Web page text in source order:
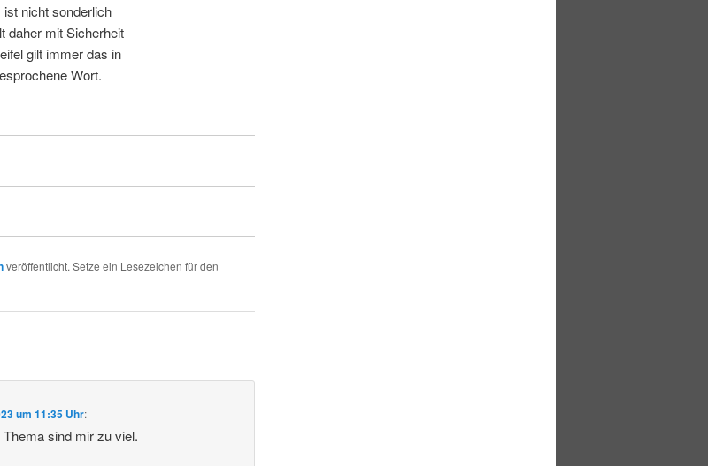
nicht sonderlich
daher mit Sicherheit
gilt immer das in
Wort.
veröffentlicht. Setze ein Lesezeichen für den
um 11:35 Uhr:
sind mir zu viel.